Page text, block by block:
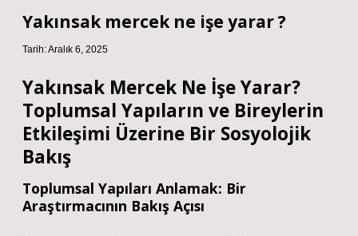
Yakınsak mercek ne işe yarar ?
Tarih: Aralık 6, 2025
Yakınsak Mercek Ne İşe Yarar?
Toplumsal Yapıların ve Bireylerin
Etkileşimi Üzerine Bir Sosyolojik
Bakış
Toplumsal Yapıları Anlamak: Bir
Araştırmacının Bakış Açısı